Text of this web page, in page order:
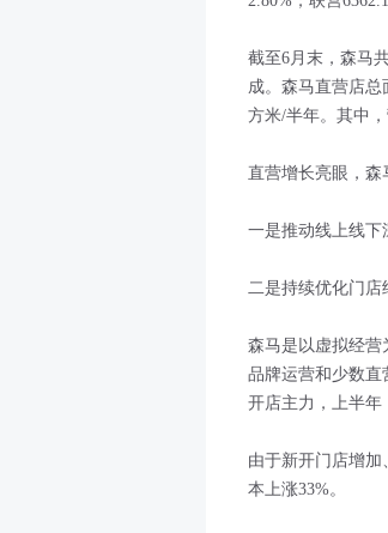
截至6月末，森马
成。森马直营店总
方米/半年。其中
直营增长亮眼，森
一是推动线上线下
二是持续优化门店
森马是以虚拟经营
品牌运营和少数直
开店主力，上半年
由于新开门店增加
本上涨33%。